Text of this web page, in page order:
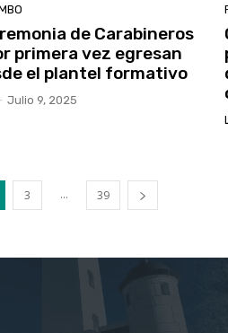
de Carabineros
primera vez egresan
el plantel formativo
Julio 9, 2025
3 ... 39